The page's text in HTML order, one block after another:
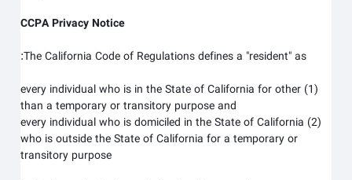
CCPA Privacy Notice
The California Code of Regulations defines a "resident" as:
(1) every individual who is in the State of California for other
than a temporary or transitory purpose and
(2) every individual who is domiciled in the State of California
who is outside the State of California for a temporary or
transitory purpose